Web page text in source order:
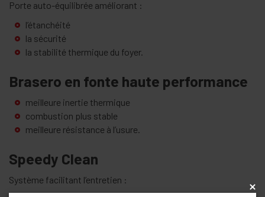
Porte auto-équilibrée améliorant :
l’étanchéité
la sécurité
la stabilité thermique du foyer.
Brasero en fonte haute performance
meilleure inertie thermique
combustion plus stable
meilleure résistance à l’usure.
Speedy Clean
Système facilitant l’entretien :
x